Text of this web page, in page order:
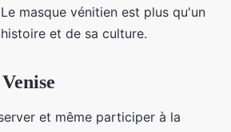
masque vénitien est plus qu'un
et de sa culture.
et même participer à la